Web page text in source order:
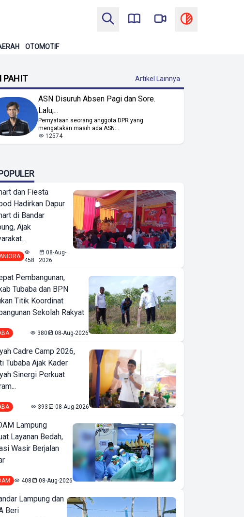
OTOMOTIF
PAHIT Artikel Lainnya
ASN Disuruh Absen Pagi dan Sore.
Lalu,...
Pernyataan seorang anggota DPR yang
mengatakan masih ada ASN...
12574
dan Fiesta
Hadirkan Dapur
di Bandar
Ajak
458
08-Aug-
2026
Pembangunan,
Tubaba dan BPN
Titik Koordinat
Sekolah Rakyat
380 08-Aug-2026
Cadre Camp 2026,
Tubaba Ajak Kader
Sinergi Perkuat
393 08-Aug-2026
Lampung
Layanan Bedah,
Wasir Berjalan
408 08-Aug-2026
Lampung dan
Beri